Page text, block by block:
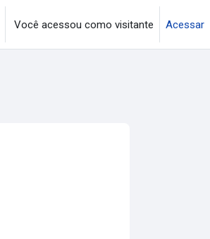
Você acessou como visitante Acessar